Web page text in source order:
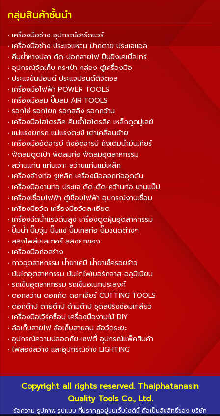
กลุ่มสินค้าชั้นนำ
• เครื่องมือช่าง อุปกรณ์ฮาร์ดแวร์
• เครื่องมือช่าง ประแจแหวน ปากตาย ประแจแอล
• คีมย้ำหางปลา ตัด-ปอกสายไฟ ปืนยิงเคเบิ้ลไทร์
• อุปกรณ์จัดเก็บ กระเป๋า กล่อง ตู้เครื่องมือ
• ประแจขันปอนด์ ประแจปอนด์ดิจิตอล
• เครื่องมือไฟฟ้า POWER TOOLS
• เครื่องมือลม ปั๊มลม AIR TOOLS
• รอกโซ่ รอกโยก รอกสลิง รอกกว้าน
• เครื่องมือไฮโดรลิค คีมย้ำไฮโดรลิค เหล็กดูดมู่เลย์
• แม่แรงยกรถ แม่แรงตะเข้ เต่าเคลื่อนย้าย
• เครื่องมืออัดจารบี ถังอัดจารบี ถังเติมน้ำมันเกียร์
• พัดลมดูดเป่า พัดลมท่อ พัดลมอุตสาหกรรม
• สว่านแท่น แท่นเจาะ สว่านแท่นแม่เหล็ก
• เครื่องล้างท่อ งูเหล็ก เครื่องมือลอกท่ออุดตัน
• เครื่องมืองานท่อ ประแจ ดัด-ตัด-คว้านท่อ บานแป๊ป
• เครื่องเชื่อมไฟฟ้า ตู้เชื่อมไฟฟ้า อุปกรณ์งานเชื่อม
• เครื่องมือวัด เครื่องมือวัดละเอียด
• เครื่องฉีดน้ำแรงดันสูง เครื่องดูดฝุ่นอุตสาหกรรม
• ปั๊มน้ำ ปั๊มจุ่ม ปั๊มแช่ ปั๊มเทสท่อ ปั๊มชนิดต่างๆ
• สลิงโพลีเยสเตอร์ สลิงยกของ
• เครื่องมือก่อสร้าง
• กาวอุตสาหกรรม น้ำยาเคมี น้ำยาเช็ครอยร้าว
• บันไดอุตสาหกรรม บันไดไฟเบอร์กลาส-อลูมิเนียม
• รถเข็นอุตสาหกรรม รถเข็นอเนกประสงค์
• ดอกสว่าน ดอกกัด ดอกเจียร์ CUTTING TOOLS
• ดอกต๊าป ดายต๊าป ด้ามต๊าป ชุดสปริงซ่อมเกลียว
• เครื่องมือเวิร์คช็อป เครื่องมืองานไม้ DIY
• ล้อเก็บสายไฟ ล้อเก็บสายลม ล้อวัดระยะ
• อุปกรณ์ความปลอดภัย-เซฟตี้ อุปกรณ์แพ็คสินค้า
• ไฟส่องสว่าง และอุปกรณ์ช่าง LIGHTING
Copyright all rights reserved. Thaiphatanasin
Quality Tools Co., Ltd.
ข้อความ รูปภาพ รูปแบบ ที่ปรากฏอยู่บนเว็บไซต์นี้ ถือเป็นลิขสิทธิ์ของ บริษัท